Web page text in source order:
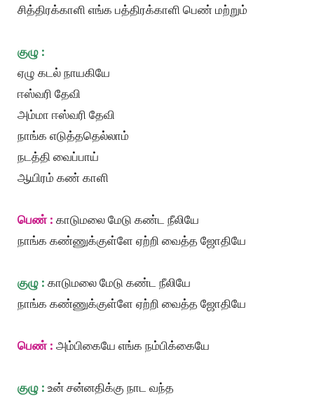
சித்திரக்காளி எங்க பத்திரக்காளி பெண் மற்றும்
குழு :
ஏழு கடல் நாயகியே
ஈஸ்வரி தேவி
அம்மா ஈஸ்வரி தேவி
நாங்க எடுத்ததெல்லாம்
நடத்தி வைப்பாய்
ஆயிரம் கண் காளி
பெண் : காடுமலை மேடு கண்ட நீலியே
நாங்க கண்ணுக்குள்ளே ஏற்றி வைத்த ஜோதியே
குழு : காடுமலை மேடு கண்ட நீலியே
நாங்க கண்ணுக்குள்ளே ஏற்றி வைத்த ஜோதியே
பெண் : அம்பிகையே எங்க நம்பிக்கையே
குழு : உன் சன்னதிக்கு நாட வந்த